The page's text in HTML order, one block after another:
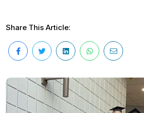
Share This Article: